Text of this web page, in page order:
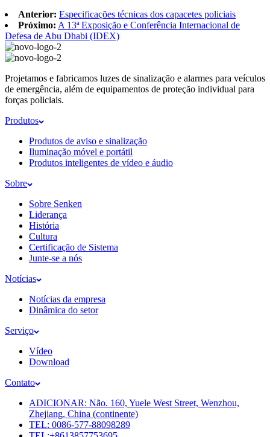
Anterior: Especificações técnicas dos capacetes policiais
Próximo: A 13ª Exposição e Conferência Internacional de
Defesa de Abu Dhabi (IDEX)
Projetamos e fabricamos luzes de sinalização e alarmes para veículos
de emergência, além de equipamentos de proteção individual para
forças policiais.
Produtos
Produtos de aviso e sinalização
Iluminação móvel e portátil
Produtos inteligentes de vídeo e áudio
Sobre
Sobre Senken
Liderança
História
Cultura
Certificação de Sistema
Junte-se a nós
Notícias
Notícias da empresa
Dinâmica do setor
Serviço
Vídeo
Download
Contato
ADICIONAR: Não. 160, Yuele West Street, Wenzhou,
Zhejiang, China (continente)
TEL: 0086-577-88098289